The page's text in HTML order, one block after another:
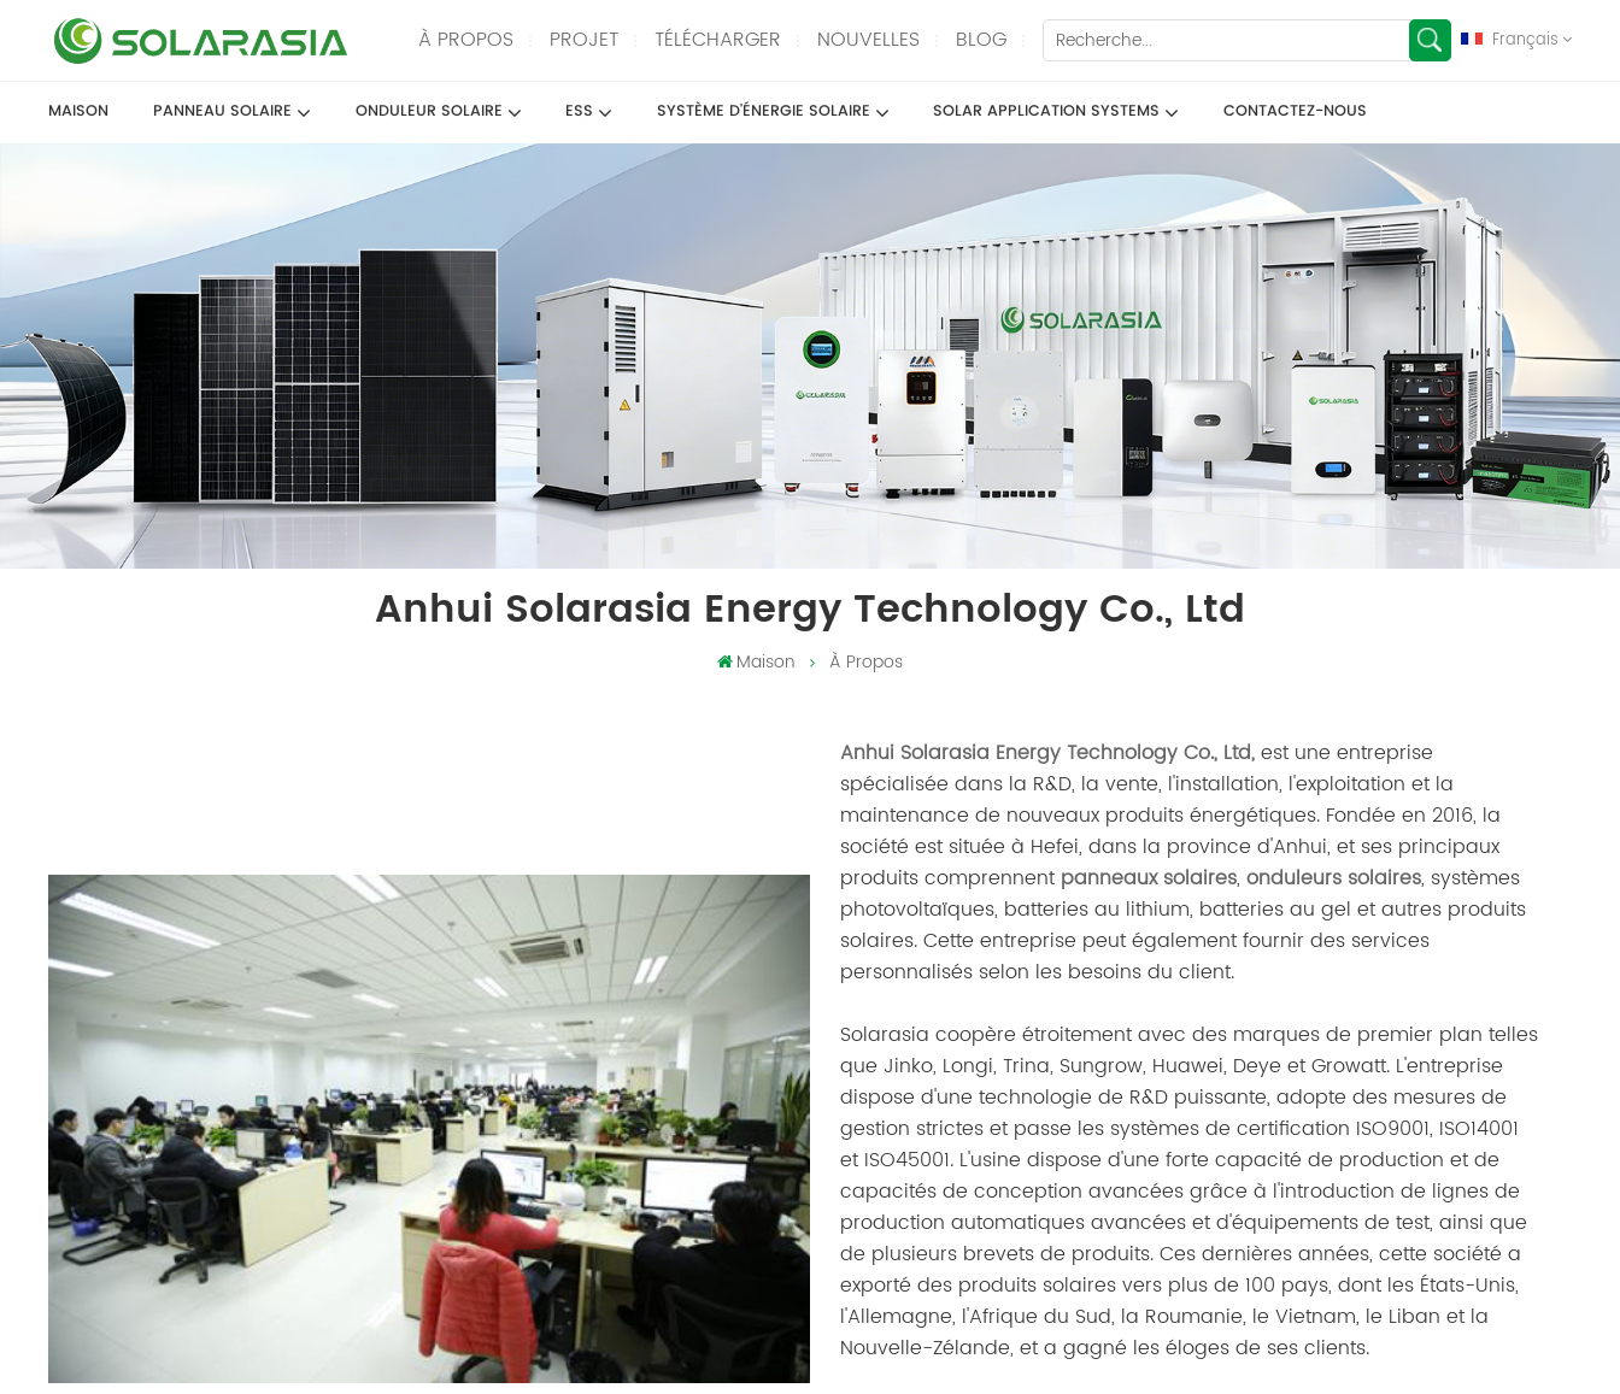
À PROPOS PROJET TÉLÉCHARGER NOUVELLES BLOG Français
English
français
Deutsch
español
العربية
MAISON PANNEAU SOLAIRE ONDULEUR SOLAIRE ESS SYSTÈME D'ÉNERGIE SOLAIRE SOLAR APPLICATION SYSTEMS CONTACTEZ-NOUS
Anhui Solarasia Energy Technology Co., Ltd
Maison À Propos
Anhui Solarasia Energy Technology Co., Ltd,est une entreprise
spécialisée dans la R&D, la vente, l'installation, l'exploitation et la
maintenance de nouveaux produits énergétiques. Fondée en 2016, la
société est située à Hefei, dans la province d'Anhui, et ses principaux
produits comprennent panneaux solaires, onduleurs solaires, systèmes
photovoltaïques, batteries au lithium, batteries au gel et autres produits
solaires. Cette entreprise peut également fournir des services
personnalisés selon les besoins du client.
Solarasia coopère étroitement avec des marques de premier plan telles
que Jinko, Longi, Trina, Sungrow, Huawei, Deye et Growatt. L'entreprise
dispose d'une technologie de R&D puissante, adopte des mesures de
gestion strictes et passe les systèmes de certification ISO9001, ISO14001
et ISO45001. L'usine dispose d'une forte capacité de production et de
capacités de conception avancées grâce à l'introduction de lignes de
production automatiques avancées et d'équipements de test, ainsi que
de plusieurs brevets de produits. Ces dernières années, cette société a
exporté des produits solaires vers plus de 100 pays, dont les États-Unis,
l'Allemagne, l'Afrique du Sud, la Roumanie, le Vietnam, le Liban et la
Nouvelle-Zélande, et a gagné les éloges de ses clients.